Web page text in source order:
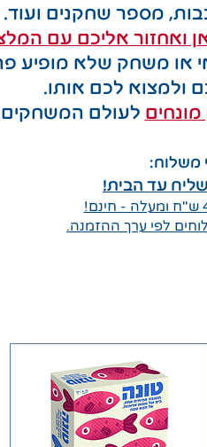
מספר שחקנים ועוד.
ואחזור אליכם עם
או משחק שלא מופיע
לכם אותו.
מונחים לעולם
משלוח:
עד הבית!
לפי ערך ההזמנה.